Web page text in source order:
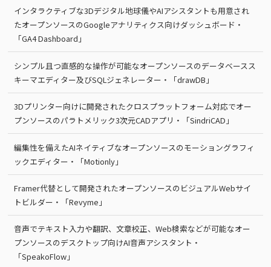
インタラクティブな3Dデジタル地球儀やAIアシスタントも用意され
たオープンソースのGoogleアナリティクス向けダッシュボード・
「GA4 Dashboard」
シンプル且つ直感的な操作が可能なオープンソースのデータベースス
キーマエディター及びSQLジェネレーター・「drawDB」
3Dプリンター向けに開発されたクロスプラットフォーム対応でオー
プンソースのパラトメリック3次元CADアプリ・「SindriCAD」
編集性を備えたAIネイティブなオープンソースのモーショングラフィ
ックエディター・「Motionly」
Framer代替として開発されたオープンソースのビジュアルWebサイ
トビルダー・「Revyme」
音声でテキスト入力や翻訳、文章校正、Web検索などが可能なオー
プンソースのデスクトップ向けAI音声アシスタント・
「SpeakoFlow」